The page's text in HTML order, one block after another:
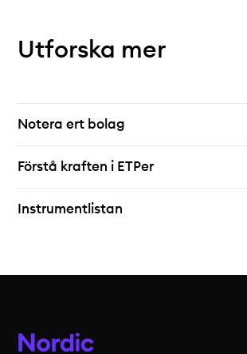
Utforska mer
Notera ert bolag
Förstå kraften i ETPer
Instrumentlistan